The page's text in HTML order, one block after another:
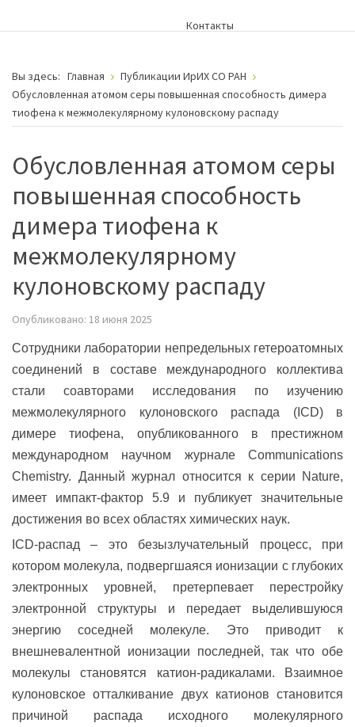
Контакты
Вы здесь: Главная
Публикации ИрИХ СО РАН
Обусловленная атомом серы повышенная способность димера
тиофена к межмолекулярному кулоновскому распаду
Обусловленная атомом серы
повышенная способность
димера тиофена к
межмолекулярному
кулоновскому распаду
Опубликовано: 18 июня 2025
Сотрудники лаборатории непредельных гетероатомных
соединений в составе международного коллектива
стали соавторами исследования по изучению
межмолекулярного кулоновского распада (ICD) в
димере тиофена, опубликованного в престижном
международном научном журнале Сommunications
Сhemistry. Данный журнал относится к серии Nature,
имеет импакт-фактор 5.9 и публикует значительные
достижения во всех областях химических наук.
ICD-распад – это безызлучательный процесс, при
котором молекула, подвергшаяся ионизации с глубоких
электронных уровней, претерпевает перестройку
электронной структуры и передает выделившуюся
энергию соседней молекуле. Это приводит к
внешневалентной ионизации последней, так что обе
молекулы становятся катион-радикалами. Взаимное
кулоновское отталкивание двух катионов становится
причиной распада исходного молекулярного